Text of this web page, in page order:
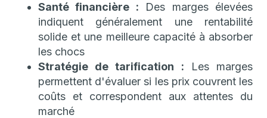
Santé financière : Des marges élevées
indiquent généralement une rentabilité
solide et une meilleure capacité à absorber
les chocs
Stratégie de tarification : Les marges
permettent d'évaluer si les prix couvrent les
coûts et correspondent aux attentes du
marché